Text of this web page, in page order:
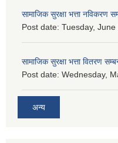
सामाजिक सुरक्षा भत्ता नविकरण
Post date: Tuesday,
सामाजिक सुरक्षा भत्ता वितरण
Post date: Wednesday,
अन्य